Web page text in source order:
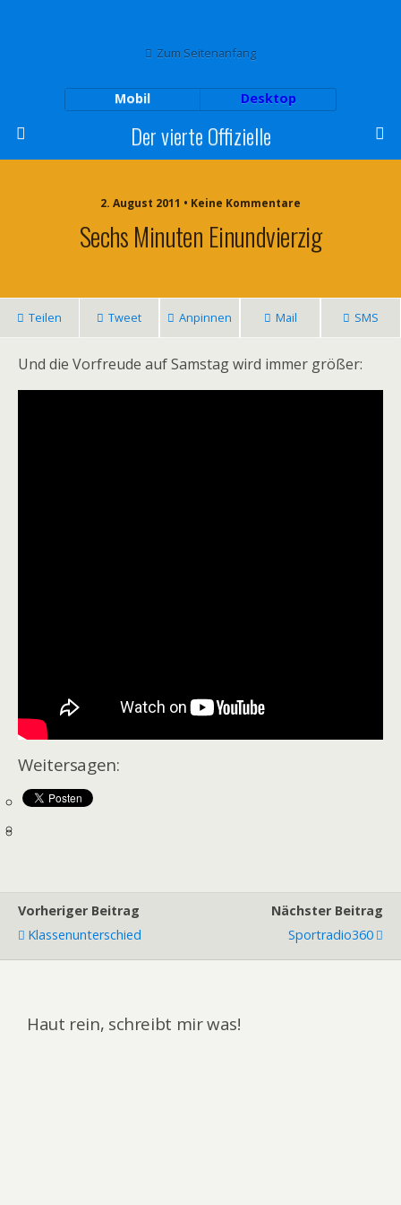
Zum Seitenanfang
Mobil Desktop
Der vierte Offizielle
2. August 2011 • Keine Kommentare
Sechs Minuten Einundvierzig
Teilen Tweet Anpinnen Mail SMS
Und die Vorfreude auf Samstag wird immer größer:
Weitersagen:
Vorheriger Beitrag
Klassenunterschied
Nächster Beitrag
Sportradio360
Haut rein, schreibt mir was!